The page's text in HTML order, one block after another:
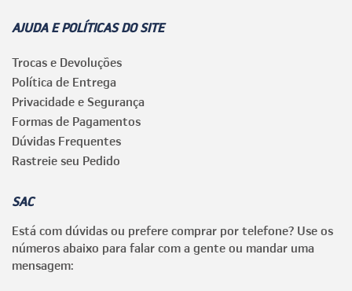
AJUDA E POLÍTICAS DO SITE
Trocas e Devoluções
Política de Entrega
Privacidade e Segurança
Formas de Pagamentos
Dúvidas Frequentes
Rastreie seu Pedido
SAC
Está com dúvidas ou prefere comprar por telefone? Use os
números abaixo para falar com a gente ou mandar uma
mensagem: